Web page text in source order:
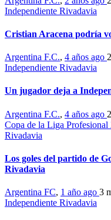
Independiente Rivadavia
Cristian Aracena podría
Argentina F.C., 4 años ago
Independiente Rivadavia
Un jugador deja a
Argentina F.C., 4 años ago
Copa de la Liga Profesional
Rivadavia
Los goles del partido de
Rivadavia
Argentina FC, 1 año ago 3
Independiente Rivadavia